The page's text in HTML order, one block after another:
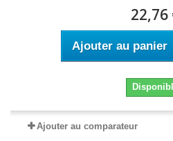
22,76
Ajouter au panier
Ajouter au comparateur